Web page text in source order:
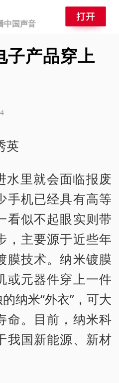
中国声音
子产品穿上
英
水里就会面临报废
手机已经具有高等
看似不起眼实则带
，主要源于近些年
膜技术。纳米镀膜
或元器件穿上一件
纳米“外衣”，可大
命。目前，纳米科
我国新能源、新材